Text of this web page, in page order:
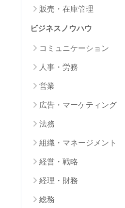
販売・在庫管理
ビジネスノウハウ
コミュニケーション
人事・労務
営業
広告・マーケティング
法務
組織・マネージメント
経営・戦略
経理・財務
総務